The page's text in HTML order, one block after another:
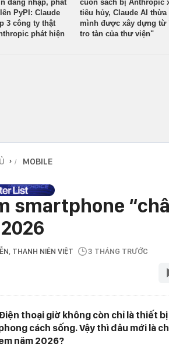
đăng nhập, phát
PyPI: Claude
3 công ty thật
phát hiện
cuốn sách bị Anthropic
tiêu hủy, Claude AI thừa
mình được xây dựng từ
tro tàn của thư viện"
› MOBILE
smartphone
, THANH NIÊN VIỆT 3 THÁNG TRƯỚC
thoại giờ không còn chỉ là thiết
cách sống. Vậy thì đâu mới là
năm 2026?